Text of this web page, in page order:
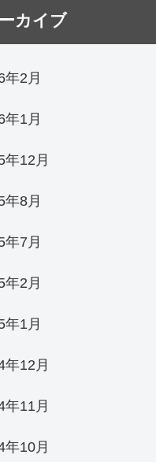
カイブ
年2月
年1月
年12月
年8月
年7月
年2月
年1月
年12月
年11月
年10月